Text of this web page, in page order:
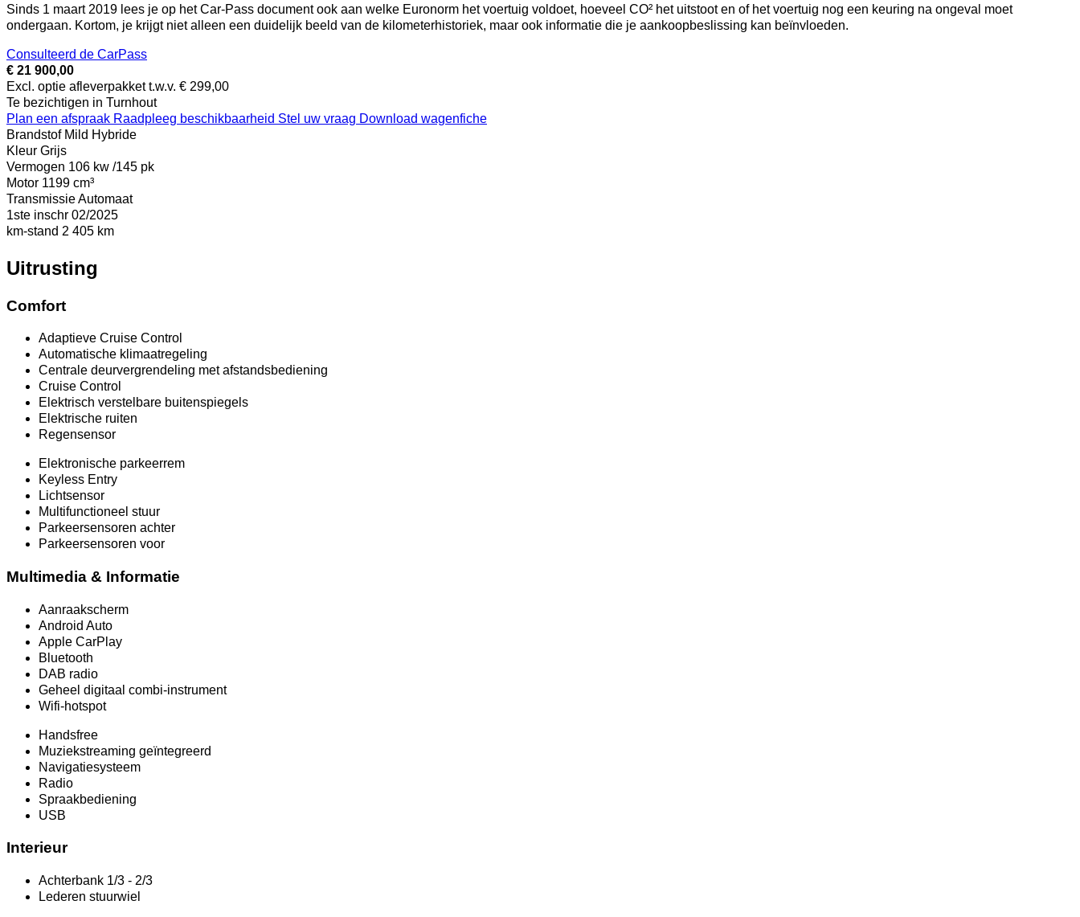
Sinds 1 maart 2019 lees je op het Car-Pass document ook aan welke Euronorm het voertuig voldoet, hoeveel CO² het uitstoot en of het voertuig nog een keuring na ongeval moet
ondergaan. Kortom, je krijgt niet alleen een duidelijk beeld van de kilometerhistoriek, maar ook informatie die je aankoopbeslissing kan beïnvloeden.
Consulteerd de CarPass
€ 21 900,00
Excl. optie afleverpakket t.w.v. € 299,00
Te bezichtigen in Turnhout
Plan een afspraak Raadpleeg beschikbaarheid Stel uw vraag Download wagenfiche
Brandstof Mild Hybride
Kleur Grijs
Vermogen 106 kw /145 pk
Motor 1199 cm³
TransmissieAutomaat
1ste inschr 02/2025
km-stand 2 405 km
Uitrusting
Comfort
Adaptieve Cruise Control
Automatische klimaatregeling
Centrale deurvergrendeling met afstandsbediening
Cruise Control
Elektrisch verstelbare buitenspiegels
Elektrische ruiten
Regensensor
Elektronische parkeerrem
Keyless Entry
Lichtsensor
Multifunctioneel stuur
Parkeersensoren achter
Parkeersensoren voor
Multimedia & Informatie
Aanraakscherm
Android Auto
Apple CarPlay
Bluetooth
DAB radio
Geheel digitaal combi-instrument
Wifi-hotspot
Handsfree
Muziekstreaming geïntegreerd
Navigatiesysteem
Radio
Spraakbediening
USB
Interieur
Achterbank 1/3 - 2/3
Lederen stuurwiel